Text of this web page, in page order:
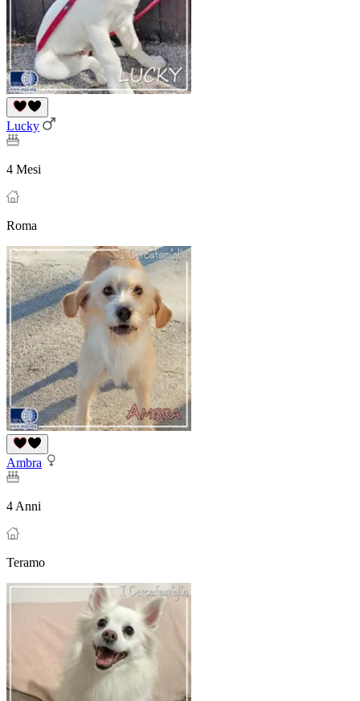
Lucky
4 Mesi
Roma
Ambra
4 Anni
Teramo